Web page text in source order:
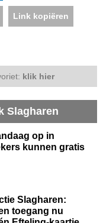
Link kopiëren
klik hier
Slagharen
op in
kunnen gratis
Slagharen:
toegang nu